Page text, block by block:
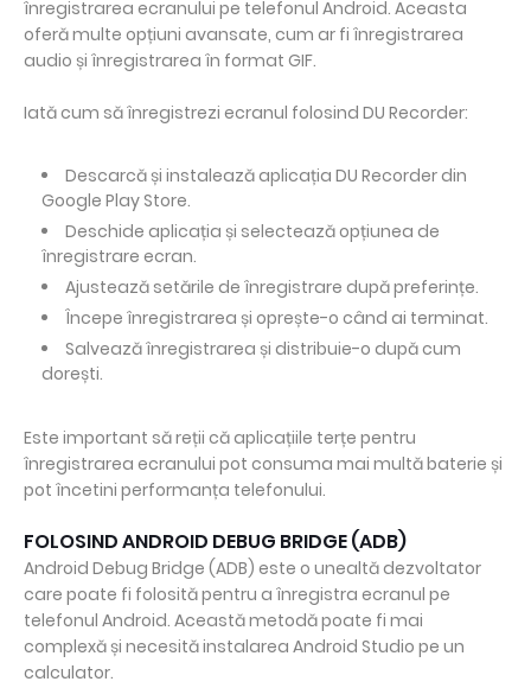
înregistrarea ecranului pe telefonul Android. Aceasta
oferă multe opțiuni avansate, cum ar fi înregistrarea
audio și înregistrarea în format GIF.
Iată cum să înregistrezi ecranul folosind DU Recorder:
Descarcă și instalează aplicația DU Recorder din
Google Play Store.
Deschide aplicația și selectează opțiunea de
înregistrare ecran.
Ajustează setările de înregistrare după preferințe.
Începe înregistrarea și oprește-o când ai terminat.
Salvează înregistrarea și distribuie-o după cum
dorești.
Este important să reții că aplicațiile terțe pentru
înregistrarea ecranului pot consuma mai multă baterie și
pot încetini performanța telefonului.
FOLOSIND ANDROID DEBUG BRIDGE (ADB)
Android Debug Bridge (ADB) este o unealtă dezvoltator
care poate fi folosită pentru a înregistra ecranul pe
telefonul Android. Această metodă poate fi mai
complexă și necesită instalarea Android Studio pe un
calculator.